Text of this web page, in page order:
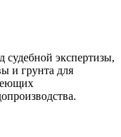
судебной экспертизы,
и грунта для